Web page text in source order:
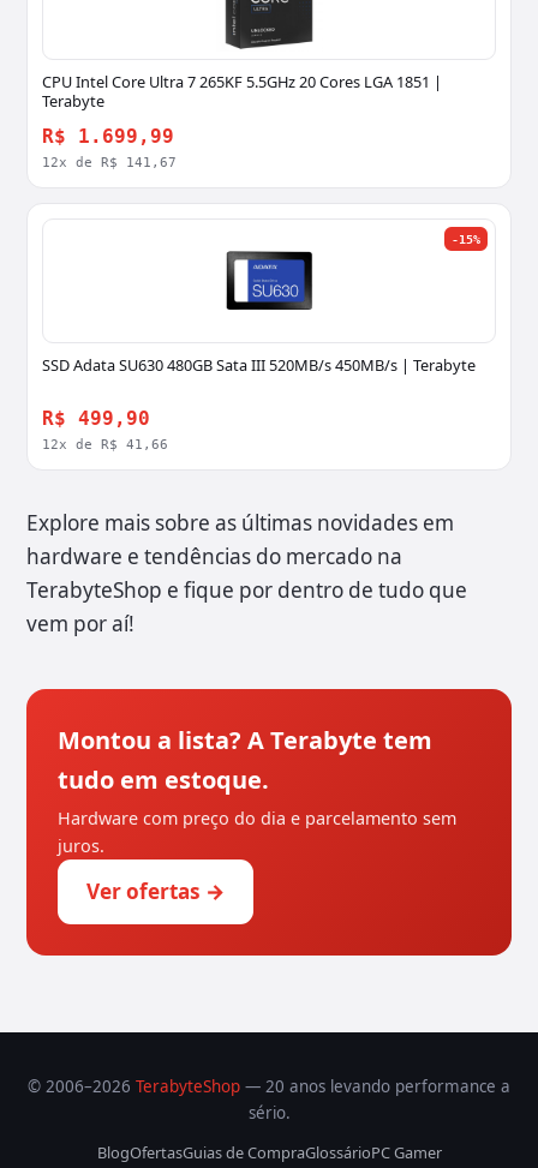
CPU Intel Core Ultra 7 265KF 5.5GHz 20 Cores LGA 1851 |
Terabyte
R$ 1.699,99
12x de R$ 141,67
-15%
SSD Adata SU630 480GB Sata III 520MB/s 450MB/s | Terabyte
R$ 499,90
12x de R$ 41,66
Explore mais sobre as últimas novidades em
hardware e tendências do mercado na
TerabyteShop e fique por dentro de tudo que
vem por aí!
Montou a lista? A Terabyte tem
tudo em estoque.
Hardware com preço do dia e parcelamento sem
juros.
Ver ofertas →
© 2006–2026 TerabyteShop — 20 anos levando performance a
sério.
BlogOfertasGuias de CompraGlossárioPC Gamer